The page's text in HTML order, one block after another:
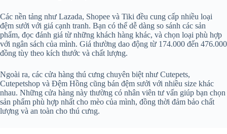
Các nền tảng như Lazada, Shopee và Tiki đều cung cấp nhiều loại
đệm sưởi với giá cạnh tranh. Bạn có thể dễ dàng so sánh các sản
phẩm, đọc đánh giá từ những khách hàng khác, và chọn loại phù hợp
với ngân sách của mình. Giá thường dao động từ 174.000 đến 476.000
đồng tùy theo kích thước và chất lượng.
Ngoài ra, các cửa hàng thú cưng chuyên biệt như Cutepets,
Cutepetshop và Đệm Hồng cũng bán đệm sưởi với nhiều size khác
nhau. Những cửa hàng này thường có nhân viên tư vấn giúp bạn chọn
sản phẩm phù hợp nhất cho mèo của mình, đồng thời đảm bảo chất
lượng và an toàn cho thú cưng.